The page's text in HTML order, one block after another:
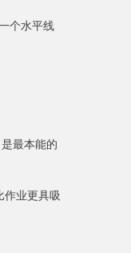
个水平线
最本能的
业更具吸